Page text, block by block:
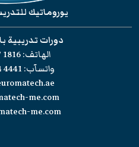
يوروماتيك
دورات تدريبية
الهاتف:1816
واتسآب:4441
me.com
me.com